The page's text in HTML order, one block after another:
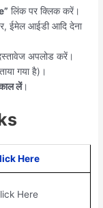
लिंक पर क्लिक करें।
ईमेल आईडी आदि देना
अपलोड करें।
गया है)।
लें।
Here
Here